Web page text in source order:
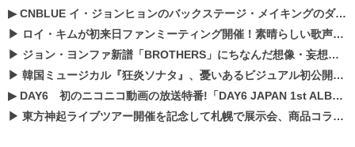
▶CNBLUE イ・ジョンヒョンのバックステージ・メイキングのダイジェスト映像が公開！
▶ ロイ・キムが初来日ファンミーティング開催！素晴らしい歌声に癒される贅沢な時間
▶ ジョン・ヨンファ新譜「BROTHERS」にちなんだ想像・妄想企画がスタート！
▶ 韓国ミュージカル『狂炎ソナタ』、憂いある​ビジュアル初公開!! 主役リョウク、SHIN、KENらのコメントが到着！
▶ DAY6 初のニコニコ動画の放送特番!「DAY6 JAPAN 1st ALBUM「UNLOCK」発売記念 ライブ@ニコ生」を配信決定!
▶ 東方神起ライブツアー開催を記念して札幌で展示会、商品コラボが実現！！